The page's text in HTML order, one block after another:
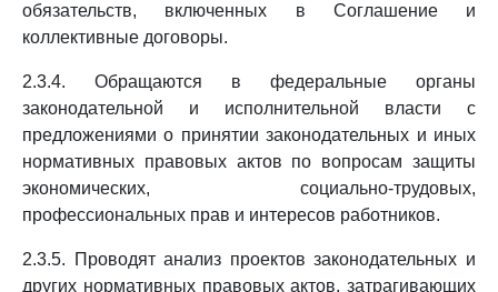
обязательств, включенных в Соглашение и
коллективные договоры.
2.3.4. Обращаются в федеральные органы
законодательной и исполнительной власти с
предложениями о принятии законодательных и иных
нормативных правовых актов по вопросам защиты
экономических, социально-трудовых,
профессиональных прав и интересов работников.
2.3.5. Проводят анализ проектов законодательных и
других нормативных правовых актов, затрагивающих